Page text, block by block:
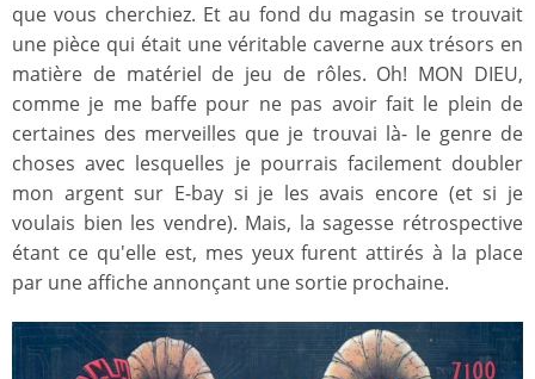
que vous cherchiez. Et au fond du magasin se trouvait
une pièce qui était une véritable caverne aux trésors en
matière de matériel de jeu de rôles. Oh! MON DIEU,
comme je me baffe pour ne pas avoir fait le plein de
certaines des merveilles que je trouvai là- le genre de
choses avec lesquelles je pourrais facilement doubler
mon argent sur E-bay si je les avais encore (et si je
voulais bien les vendre). Mais, la sagesse rétrospective
étant ce qu'elle est, mes yeux furent attirés à la place
par une affiche annonçant une sortie prochaine.